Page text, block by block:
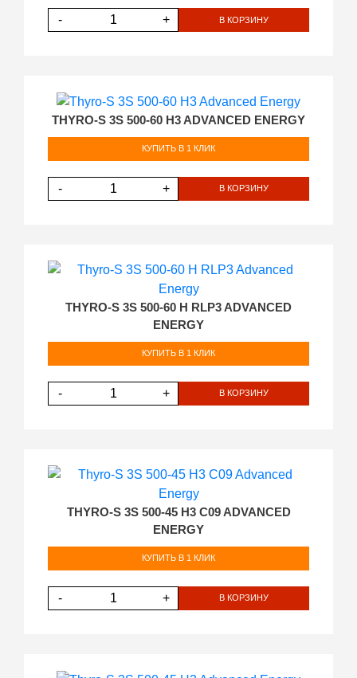
- + В КОРЗИНУ
THYRO-S 3S 500-60 H3 ADVANCED ENERGY
КУПИТЬ В 1 КЛИК
- + В КОРЗИНУ
THYRO-S 3S 500-60 H RLP3 ADVANCED
ENERGY
КУПИТЬ В 1 КЛИК
- + В КОРЗИНУ
THYRO-S 3S 500-45 H3 C09 ADVANCED
ENERGY
КУПИТЬ В 1 КЛИК
- + В КОРЗИНУ